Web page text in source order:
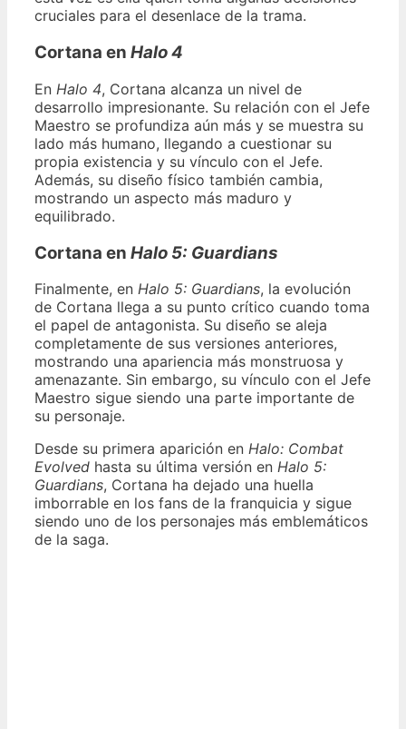
cruciales para el desenlace de la trama.
Cortana en Halo 4
En Halo 4, Cortana alcanza un nivel de
desarrollo impresionante. Su relación con el Jefe
Maestro se profundiza aún más y se muestra su
lado más humano, llegando a cuestionar su
propia existencia y su vínculo con el Jefe.
Además, su diseño físico también cambia,
mostrando un aspecto más maduro y
equilibrado.
Cortana en Halo 5: Guardians
Finalmente, en Halo 5: Guardians, la evolución
de Cortana llega a su punto crítico cuando toma
el papel de antagonista. Su diseño se aleja
completamente de sus versiones anteriores,
mostrando una apariencia más monstruosa y
amenazante. Sin embargo, su vínculo con el Jefe
Maestro sigue siendo una parte importante de
su personaje.
Desde su primera aparición en Halo: Combat
Evolved hasta su última versión en Halo 5:
Guardians, Cortana ha dejado una huella
imborrable en los fans de la franquicia y sigue
siendo uno de los personajes más emblemáticos
de la saga.